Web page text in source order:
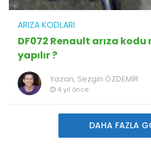
ARIZA KODLARI
DF072 Renault arıza
yapılır ?
Yazan, Sezgin ÖZDEMİR
4 yıl önce
DAHA FAZLA